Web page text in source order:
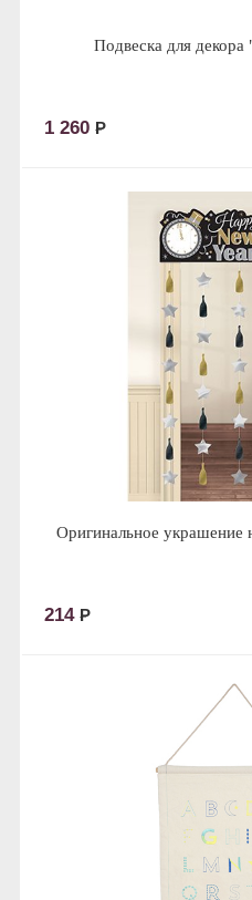
Подвеска для
1 260 Р
Оригинальное украшение
214 Р